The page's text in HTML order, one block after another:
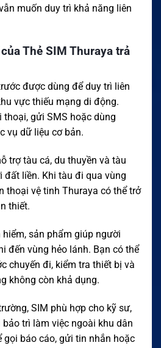
muốn duy trì khả năng liên
Thẻ SIM Thuraya trả
được dùng để duy trì liên
vực thiếu mạng di động.
thoại, gửi SMS hoặc dùng
vụ dữ liệu cơ bản.
trợ tàu cá, du thuyền và tàu
đất liền. Khi tàu đi qua vùng
thoại vệ tinh Thuraya có thể trở
thiết.
sản phẩm giúp người
đến vùng hẻo lánh. Bạn có thể
chuyến đi, kiểm tra thiết bị và
không còn khả dụng.
SIM phù hợp cho kỹ sư,
trì làm việc ngoài khu dân
gọi báo cáo, gửi tin nhắn hoặc